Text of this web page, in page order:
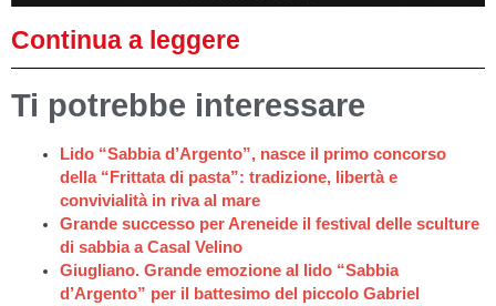
Continua a leggere
Ti potrebbe interessare
Lido “Sabbia d’Argento”, nasce il primo concorso
della “Frittata di pasta”: tradizione, libertà e
convivialità in riva al mare
Grande successo per Areneide il festival delle sculture
di sabbia a Casal Velino
Giugliano. Grande emozione al lido “Sabbia
d’Argento” per il battesimo del piccolo Gabriel